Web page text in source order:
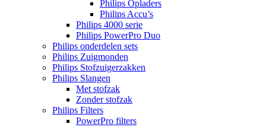
Philips Opladers
Philips Accu’s
Philips 4000 serie
Philips PowerPro Duo
Philips onderdelen sets
Philips Zuigmonden
Philips Stofzuigerzakken
Philips Slangen
Met stofzak
Zonder stofzak
Philips Filters
PowerPro filters